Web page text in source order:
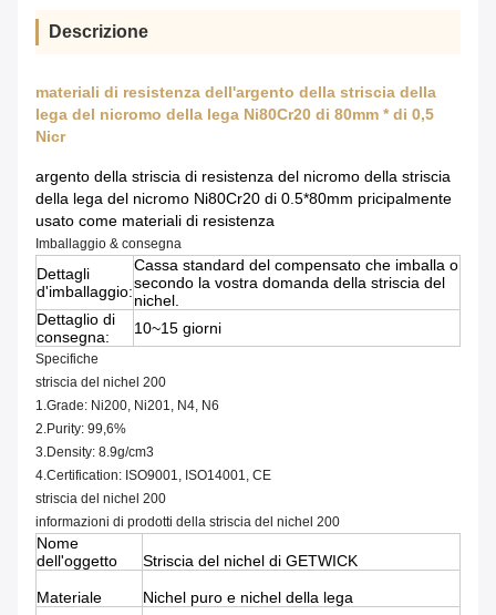
Descrizione
materiali di resistenza dell'argento della striscia della
lega del nicromo della lega Ni80Cr20 di 80mm * di 0,5
Nicr
argento della striscia di resistenza del nicromo della striscia
della lega del nicromo Ni80Cr20 di 0.5*80mm pricipalmente
usato come materiali di resistenza
Imballaggio & consegna
Dettagli
d'imballaggio:
Cassa standard del compensato che imballa o
secondo la vostra domanda della striscia del
nichel.
Dettaglio di
consegna:
10~15 giorni
Specifiche
striscia del nichel 200
1.Grade: Ni200, Ni201, N4, N6
2.Purity: 99,6%
3.Density: 8.9g/cm3
4.Certification: ISO9001, ISO14001, CE
striscia del nichel 200
informazioni di prodotti della striscia del nichel 200
Nome
dell'oggetto
Striscia del nichel di GETWICK
Materiale Nichel puro e nichel della lega